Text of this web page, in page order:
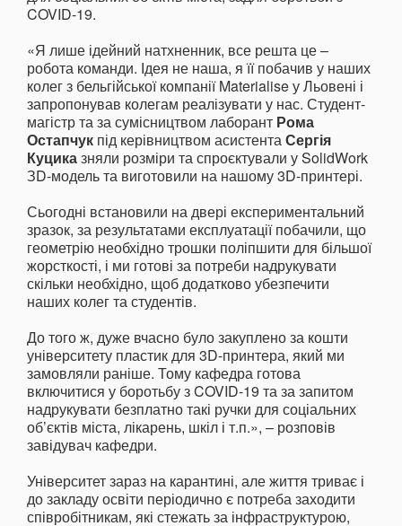
COVID-19.
«Я лише ідейний натхненник, все решта це –
робота команди. Ідея не наша, я її побачив у наших
колег з бельгійської компанії Materialise у Льовені і
запропонував колегам реалізувати у нас. Студент-
магістр та за сумісництвом лаборант Рома
Остапчук під керівництвом асистентаСергія
Куциказняли розміри та спроєктували у SolidWork
ЗD-модель та виготовили на нашому 3D-принтері.
Сьогодні встановили на двері експериментальний
зразок, за результатами експлуатації побачили, що
геометрію необхідно трошки поліпшити для більшої
жорсткості, і ми готові за потреби надрукувати
скільки необхідно, щоб додатково убезпечити
наших колег та студентів.
До того ж, дуже вчасно було закуплено за кошти
університету пластик для 3D-принтера, який ми
замовляли раніше. Тому кафедра готова
включитися у боротьбу з COVID-19 та за запитом
надрукувати безплатно такі ручки для соціальних
об’єктів міста, лікарень, шкіл і т.п.», – розповів
завідувач кафедри.
Університет зараз на карантині, але життя триває і
до закладу освіти періодично є потреба заходити
співробітникам, які стежать за інфраструктурою,